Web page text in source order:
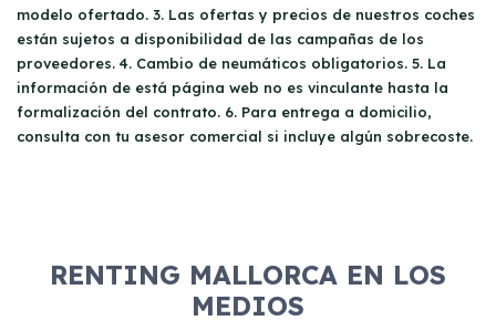
modelo ofertado. 3. Las ofertas y precios de nuestros coches
están sujetos a disponibilidad de las campañas de los
proveedores. 4. Cambio de neumáticos obligatorios. 5. La
información de está página web no es vinculante hasta la
formalización del contrato. 6. Para entrega a domicilio,
consulta con tu asesor comercial si incluye algún sobrecoste.
RENTING MALLORCA EN LOS
MEDIOS